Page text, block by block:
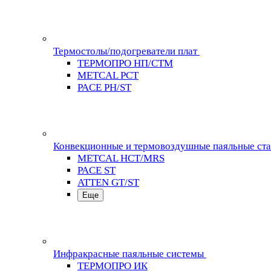
Термостолы/подогреватели плат
ТЕРМОПРО НП/СТМ
METCAL PCT
PACE PH/ST
Конвекционные и термовоздушные паяльные
METCAL HCT/MRS
PACE ST
ATTEN GT/ST
Еще
Инфракрасные паяльные системы
ТЕРМОПРО ИК